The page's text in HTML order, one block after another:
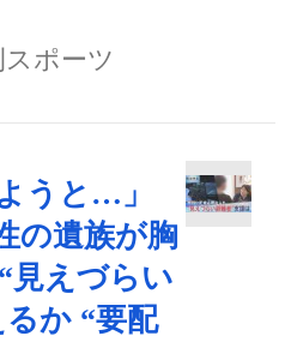
スポーツ
うと…」
の遺族が胸
見えづらい
か “要配